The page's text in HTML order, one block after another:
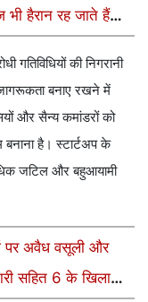
हैरान रह जाते हैं
गतिविधियों की निगरानी
जागरूकता बनाए रखने में
और सैन्य कमांडरों को
है। स्टार्टअप के
जटिल और बहुआयामी
पर अवैध वसूली और
सहित 6 के खिलाफ